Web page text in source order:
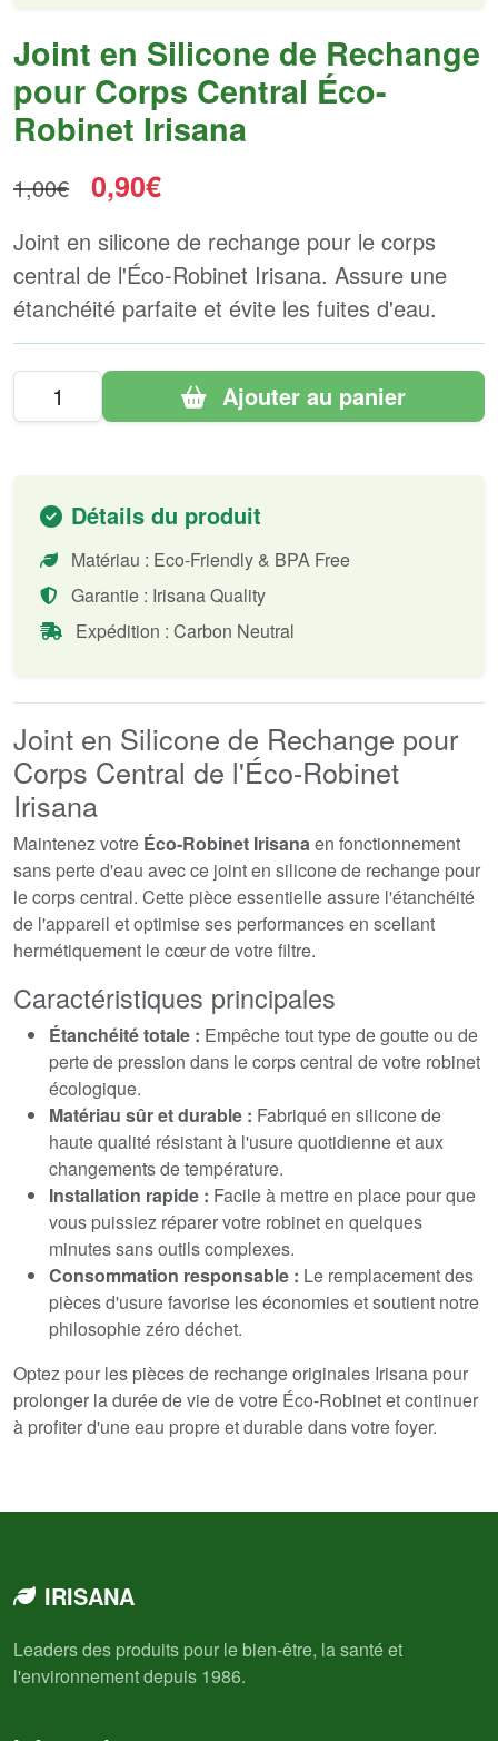
Joint en Silicone de Rechange
pour Corps Central Éco-
Robinet Irisana
1,00€ 0,90€
Joint en silicone de rechange pour le corps
central de l'Éco-Robinet Irisana. Assure une
étanchéité parfaite et évite les fuites d'eau.
Ajouter au panier
Détails du produit
Matériau : Eco-Friendly & BPA Free
Garantie : Irisana Quality
Expédition : Carbon Neutral
Joint en Silicone de Rechange pour
Corps Central de l'Éco-Robinet
Irisana
Maintenez votre Éco-Robinet Irisanaen fonctionnement
sans perte d'eau avec ce joint en silicone de rechange pour
le corps central. Cette pièce essentielle assure l'étanchéité
de l'appareil et optimise ses performances en scellant
hermétiquement le cœur de votre filtre.
Caractéristiques principales
Étanchéité totale : Empêche tout type de goutte ou de
perte de pression dans le corps central de votre robinet
écologique.
Matériau sûr et durable : Fabriqué en silicone de
haute qualité résistant à l'usure quotidienne et aux
changements de température.
Installation rapide : Facile à mettre en place pour que
vous puissiez réparer votre robinet en quelques
minutes sans outils complexes.
Consommation responsable : Le remplacement des
pièces d'usure favorise les économies et soutient notre
philosophie zéro déchet.
Optez pour les pièces de rechange originales Irisana pour
prolonger la durée de vie de votre Éco-Robinet et continuer
à profiter d'une eau propre et durable dans votre foyer.
IRISANA
Leaders des produits pour le bien-être, la santé et
l'environnement depuis 1986.